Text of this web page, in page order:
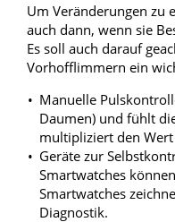
Um Veränderungen
auch dann, wenn sie
Es soll auch darauf
Vorhofflimmern ein
Manuelle
Daumen) und fühlt
multipliziert den
Geräte zur
Smartwatches
Smartwatches
Diagnostik.